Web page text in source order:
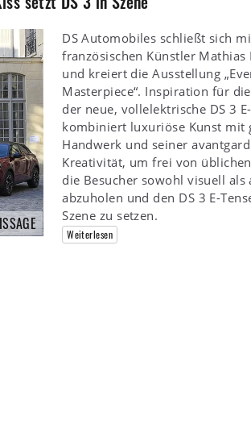
DS Automobiles schließt sich
französischen Künstler Mathias
und kreiert die Ausstellung
Masterpiece“. Inspiration für
der neue, vollelektrische DS 3
kombiniert luxuriöse Kunst mit
Handwerk und seiner
Kreativität, um frei von
die Besucher sowohl visuell als
abzuholen und den DS 3 E-
Szene zu setzen.
Weiterlesen